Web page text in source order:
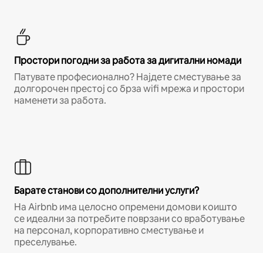
Простори погодни за работа за дигитални номади
Патувате професионално? Најдете сместување за
долгорочен престој со брза wifi мрежа и простори
наменети за работа.
Барате станови со дополнителни услуги?
На Airbnb има целосно опремени домови коишто
се идеални за потребите поврзани со вработување
на персонал, корпоративно сместување и
преселување.